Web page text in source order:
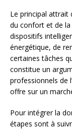
Le principal attrait
du confort et de la
dispositifs
énergétique, de
certaines tâches
constitue un
professionnels de
offre sur un
Pour intégrer la
étapes sont à